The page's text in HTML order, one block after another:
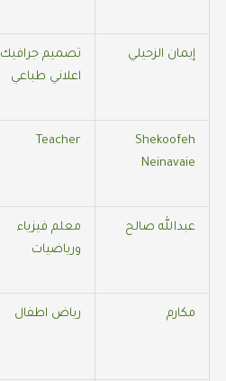
إيمان الزحيلي
تصميم جرافيك
اعلاني طباعي
Shekoofeh
Neinavaie
Teacher
عبدالله صالح
معلم فيزياء
ورياضيات
مكارم رياض اطفال